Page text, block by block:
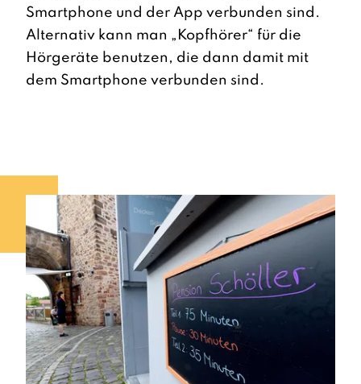
Smartphone und der App verbunden sind.
Alternativ kann man „Kopfhörer“ für die
Hörgeräte benutzen, die dann damit mit
dem Smartphone verbunden sind.